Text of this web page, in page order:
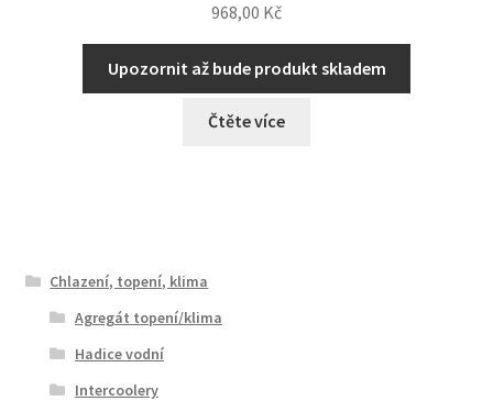
968,00 Kč
Upozornit až bude produkt skladem
Čtěte více
Chlazení, topení, klima
Agregát topení/klima
Hadice vodní
Intercoolery